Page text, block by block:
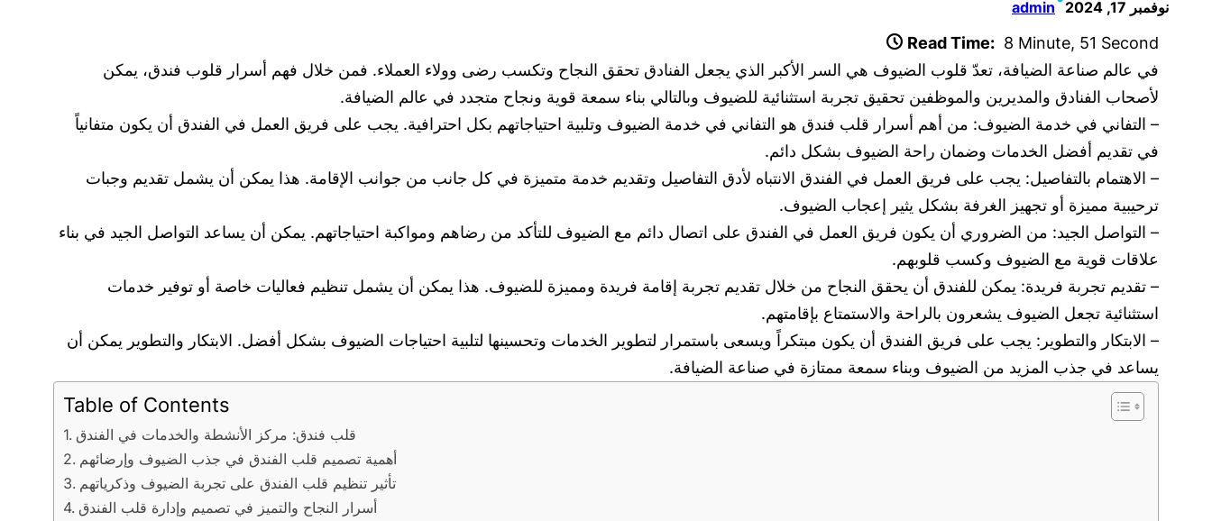
نوفمبر 17, 2024 admin
Read Time: 8 Minute, 51 Second
في عالم صناعة الضيافة، تعدّ قلوب الضيوف هي السر الأكبر الذي يجعل الفنادق تحقق النجاح وتكسب رضى وولاء العملاء. فمن خلال فهم أسرار قلوب فندق، يمكن
لأصحاب الفنادق والمديرين والموظفين تحقيق تجربة استثنائية للضيوف وبالتالي بناء سمعة قوية ونجاح متجدد في عالم الضيافة.
– التفاني في خدمة الضيوف: من أهم أسرار قلب فندق هو التفاني في خدمة الضيوف وتلبية احتياجاتهم بكل احترافية. يجب على فريق العمل في الفندق أن يكون متفانياً
في تقديم أفضل الخدمات وضمان راحة الضيوف بشكل دائم.
– الاهتمام بالتفاصيل: يجب على فريق العمل في الفندق الانتباه لأدق التفاصيل وتقديم خدمة متميزة في كل جانب من جوانب الإقامة. هذا يمكن أن يشمل تقديم وجبات
ترحيبية مميزة أو تجهيز الغرفة بشكل يثير إعجاب الضيوف.
– التواصل الجيد: من الضروري أن يكون فريق العمل في الفندق على اتصال دائم مع الضيوف للتأكد من رضاهم ومواكبة احتياجاتهم. يمكن أن يساعد التواصل الجيد في بناء
علاقات قوية مع الضيوف وكسب قلوبهم.
– تقديم تجربة فريدة: يمكن للفندق أن يحقق النجاح من خلال تقديم تجربة إقامة فريدة ومميزة للضيوف. هذا يمكن أن يشمل تنظيم فعاليات خاصة أو توفير خدمات
استثنائية تجعل الضيوف يشعرون بالراحة والاستمتاع بإقامتهم.
– الابتكار والتطوير: يجب على فريق الفندق أن يكون مبتكراً ويسعى باستمرار لتطوير الخدمات وتحسينها لتلبية احتياجات الضيوف بشكل أفضل. الابتكار والتطوير يمكن أن
يساعد في جذب المزيد من الضيوف وبناء سمعة ممتازة في صناعة الضيافة.
Table of Contents
قلب فندق: مركز الأنشطة والخدمات في الفندق
أهمية تصميم قلب الفندق في جذب الضيوف وإرضائهم
تأثير تنظيم قلب الفندق على تجربة الضيوف وذكرياتهم
أسرار النجاح والتميز في تصميم وإدارة قلب الفندق